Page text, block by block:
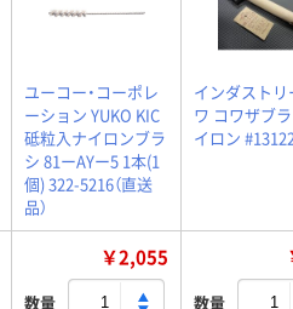
ユーコー・コーポレ
ーション YUKO KIC
砥粒入ナイロンブラ
シ 81ーAYー5 1本(1
個) 322-5216（直送
品）
インダスト
ワ コワザブ
イロン
￥2,055
数量 数量